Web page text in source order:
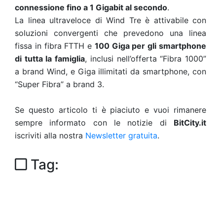
connessione fino a 1 Gigabit al secondo.
La linea ultraveloce di Wind Tre è attivabile con
soluzioni convergenti che prevedono una linea
fissa in fibra FTTH e 100 Giga per gli smartphone
di tutta la famiglia, inclusi nell’offerta “Fibra 1000”
a brand Wind, e Giga illimitati da smartphone, con
“Super Fibra” a brand 3.
Se questo articolo ti è piaciuto e vuoi rimanere
sempre informato con le notizie di BitCity.it
iscriviti alla nostra Newsletter gratuita.
Tag: